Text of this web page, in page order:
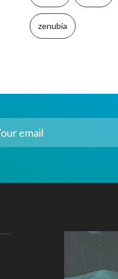
zenubia